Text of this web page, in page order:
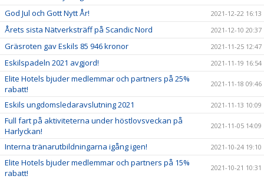
God Jul och Gott Nytt År! 2021-12-22 16:13
Årets sista Nätverksträff på Scandic Nord 2021-12-10 20:37
Gräsroten gav Eskils 85 946 kronor 2021-11-25 12:47
Eskilspadeln 2021 avgjord! 2021-11-19 16:54
Elite Hotels bjuder medlemmar och partners på 25%
rabatt!
2021-11-18 09:46
Eskils ungdomsledaravslutning 2021 2021-11-13 10:09
Full fart på aktiviteterna under höstlovsveckan på
Harlyckan!
2021-11-05 14:09
Interna tränarutbildningarna igång igen! 2021-10-24 19:10
Elite Hotels bjuder medlemmar och partners på 15%
rabatt!
2021-10-21 10:31